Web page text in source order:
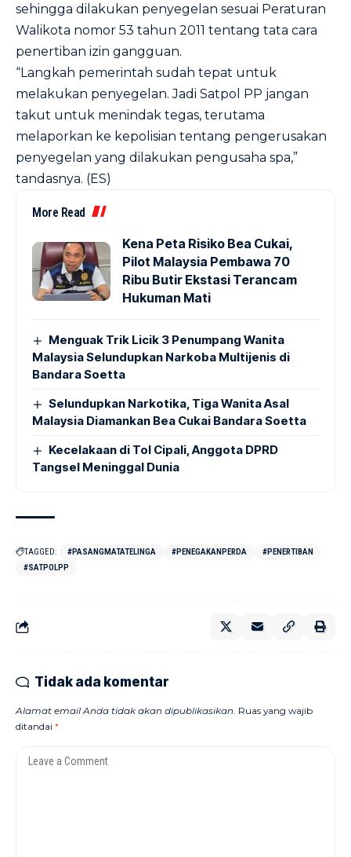
sehingga dilakukan penyegelan sesuai Peraturan
Walikota nomor 53 tahun 2011 tentang tata cara
penertiban izin gangguan.
“Langkah pemerintah sudah tepat untuk
melakukan penyegelan. Jadi Satpol PP jangan
takut untuk menindak tegas, terutama
melaporkan ke kepolisian tentang pengerusakan
penyegelan yang dilakukan pengusaha spa,”
tandasnya. (ES)
More Read
Kena Peta Risiko Bea Cukai,
Pilot Malaysia Pembawa 70
Ribu Butir Ekstasi Terancam
Hukuman Mati
Menguak Trik Licik 3 Penumpang Wanita
Malaysia Selundupkan Narkoba Multijenis di
Bandara Soetta
Selundupkan Narkotika, Tiga Wanita Asal
Malaysia Diamankan Bea Cukai Bandara Soetta
Kecelakaan di Tol Cipali, Anggota DPRD
Tangsel Meninggal Dunia
TAGGED: #PASANGMATATELINGA #PENEGAKANPERDA
#PENERTIBAN
#SATPOLPP
Tidak ada komentar
Alamat email Anda tidak akan dipublikasikan. Ruas yang wajib
ditandai *